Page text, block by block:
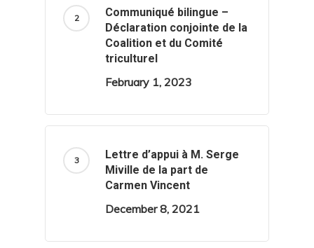
Communiqué bilingue –
Déclaration conjointe de la
Coalition et du Comité
triculturel
February 1, 2023
Lettre d’appui à M. Serge
Miville de la part de
Carmen Vincent
December 8, 2021